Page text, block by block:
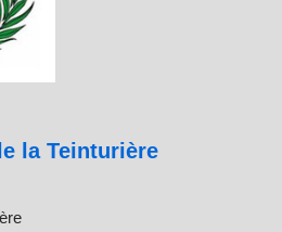
la Teinturière